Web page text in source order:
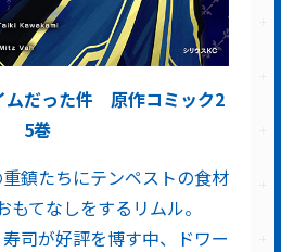
だった件 原作コミック2
5巻
鎮たちにテンペストの食材
もてなしをするリムル。
司が好評を博す中、ドワー